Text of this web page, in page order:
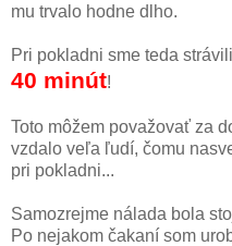
mu trvalo hodne dlho.
Pri pokladni sme teda
40 minút!
Toto môžem považovať za
vzdalo veľa ľudí, čomu
pri pokladni...
Samozrejme nálada bola
Po nejakom čakaní som